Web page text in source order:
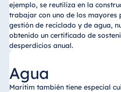
ejemplo, se reutiliza en la
trabajar con uno de los mayores
gestión de reciclado y de agua,
obtenido un certificado de
desperdicios anual.
Agua
Maritim también tiene especial